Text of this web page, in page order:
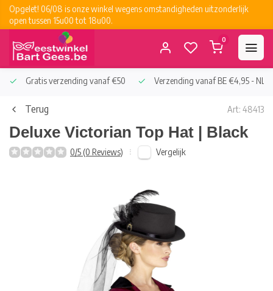
Opgelet! 06/08 is onze winkel wegens omstandigheden uitzonderlijk
open tussen 15u00 tot 18u00.
0
Gratis verzending vanaf €50 Verzending vanaf BE €4,95 - NL
Terug Art: 48413
Deluxe Victorian Top Hat | Black
0/5 (0 Reviews) Vergelijk